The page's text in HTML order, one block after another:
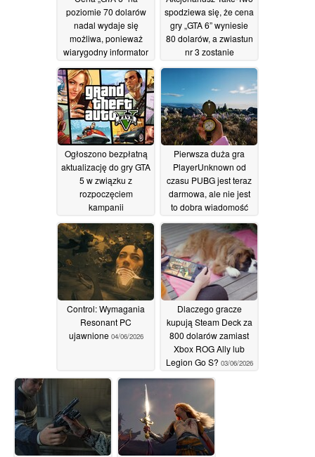
poziomie 70 dolarów
nadal wydaje się
możliwa, ponieważ
wiarygodny informator
przedsprzedaży za 80
dolarów 22/06/2026
spodziewa się, że cena
gry „GTA 6” wyniesie
80 dolarów, a zwiastun
nr 3 zostanie
rozpoczęciem
przedsprzedaży
20/06/2026
Ogłoszono bezpłatną
aktualizację do gry GTA
5 w związku z
rozpoczęciem
kampanii
18/06/2026
Pierwsza duża gra
PlayerUnknown od
czasu PUBG jest teraz
darmowa, ale nie jest
to dobra wiadomość
04/06/2026
Control: Wymagania
Resonant PC
ujawnione 04/06/2026
Dlaczego gracze
kupują Steam Deck za
800 dolarów zamiast
Xbox ROG Ally lub
Legion Go S? 03/06/2026